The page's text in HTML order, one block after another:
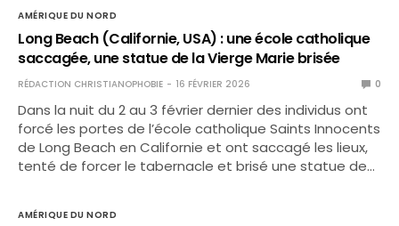
AMÉRIQUE DU NORD
Long Beach (Californie, USA) : une école catholique
saccagée, une statue de la Vierge Marie brisée
RÉDACTION CHRISTIANOPHOBIE 16 FÉVRIER 2026 0
Dans la nuit du 2 au 3 février dernier des individus ont
forcé les portes de l’école catholique Saints Innocents
de Long Beach en Californie et ont saccagé les lieux,
tenté de forcer le tabernacle et brisé une statue de…
AMÉRIQUE DU NORD